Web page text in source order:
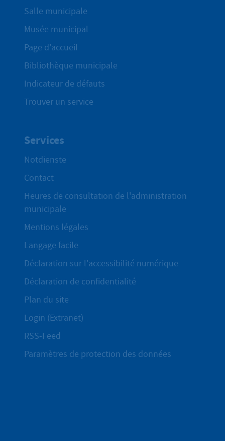
Salle municipale
Musée municipal
Page d'accueil
Bibliothèque municipale
Indicateur de défauts
Trouver un service
Services
Notdienste
Contact
Heures de consultation de l'administration
municipale
Mentions légales
Langage facile
Déclaration sur l'accessibilité numérique
Déclaration de confidentialité
Plan du site
Login (Extranet)
RSS-Feed
Paramètres de protection des données